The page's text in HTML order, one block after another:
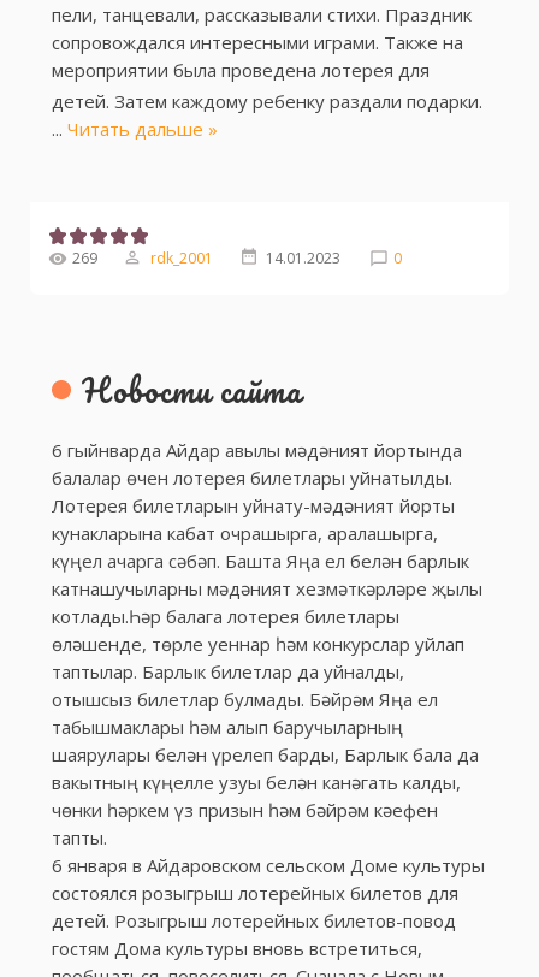
пели, танцевали, рассказывали стихи. Праздник
сопровождался интересными играми. Также на
мероприятии была проведена лотерея для
детей. Затем каждому ребенку раздали подарки.
... Читать дальше »
269 rdk_2001 14.01.2023 0
Новости сайта
6 гыйнварда Айдар авылы мәдәният йортында
балалар өчен лотерея билетлары уйнатылды.
Лотерея билетларын уйнату-мәдәният йорты
кунакларына кабат очрашырга, аралашырга,
күңел ачарга сәбәп. Башта Яңа ел белән барлык
катнашучыларны мәдәният хезмәткәрләре җылы
котлады.Һәр балага лотерея билетлары
өләшенде, төрле уеннар һәм конкурслар уйлап
таптылар. Барлык билетлар да уйналды,
отышсыз билетлар булмады. Бәйрәм Яңа ел
табышмаклары һәм алып баручыларның
шаярулары белән үрелеп барды, Барлык бала да
вакытның күңелле узуы белән канәгать калды,
чөнки һәркем үз призын һәм бәйрәм кәефен
тапты.
6 января в Айдаровском сельском Доме культуры
состоялся розыгрыш лотерейных билетов для
детей. Розыгрыш лотерейных билетов-повод
гостям Дома культуры вновь встретиться,